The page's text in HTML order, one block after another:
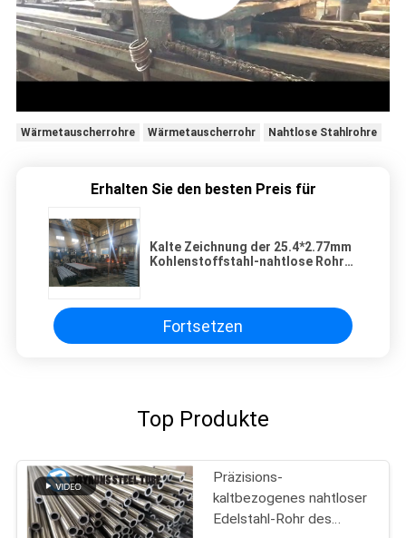
Wärmetauscherrohre Wärmetauscherrohr Nahtlose Stahlrohre
Erhalten Sie den besten Preis für
Kalte Zeichnung der 25.4*2.77mm
Kohlenstoffstahl-nahtlose Rohr-
Fortsetzen
Top Produkte
Präzisions-
kaltbezogenes nahtloser
Edelstahl-Rohr des